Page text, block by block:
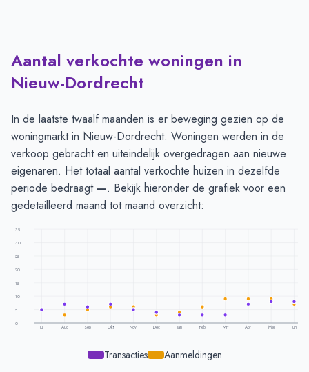
Aantal verkochte woningen in
Nieuw-Dordrecht
In de laatste twaalf maanden is er beweging gezien op de
woningmarkt in Nieuw-Dordrecht. Woningen werden in de
verkoop gebracht en uiteindelijk overgedragen aan nieuwe
eigenaren. Het totaal aantal verkochte huizen in dezelfde
periode bedraagt —. Bekijk hieronder de grafiek voor een
gedetailleerd maand tot maand overzicht:
35
30
25
20
15
10
5
0
Jul Aug Sep Okt Nov Dec Jan Feb Mrt Apr Mei Jun
Transacties Aanmeldingen